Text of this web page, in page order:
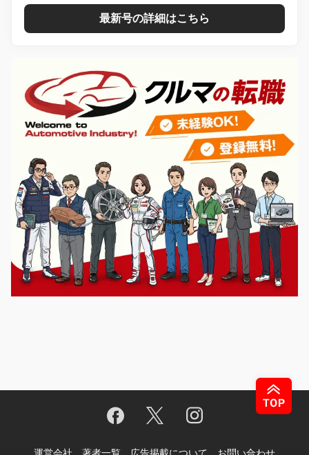
最新号の詳細はこちら